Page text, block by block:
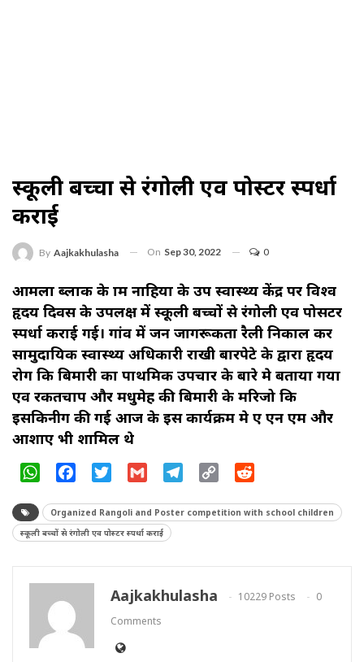
स्कूली बच्चों से रंगोली एव पोस्टर स्पर्धा
कराई
By Aajkakhulasha On Sep 30, 2022 0
आमला ब्लाक के ग्राम नाहिया के उप स्वास्थ्य केंद्र पर विश्व
हृदय दिवस के उपलक्ष में स्कूली बच्चों से रंगोली एव पोसटर
स्पर्धा कराई गई। गांव में जन जागरूकता रैली निकाल कर
सामुदायिक स्वास्थ्य अधिकारी राखी बारपेटे के द्वारा हृदय
रोग कि बिमारी का पाथमिक उपचार के बारे मे बताया गया
एव रकतचाप और मधुमेह की बिमारी के मरिजो कि
इसकिनीग की गई आज के इस कार्यक्रम मे ए एन एम और
आशाए भी शामिल थे
WhatsAppFacebookTwitter Gmail Telegram
Copy
Organized Rangoli and Poster competition with school children
स्कूली बच्चों से रंगोली एव पोस्टर स्पर्धा कराई
Aajkakhulasha 10229 Posts
0
Comments